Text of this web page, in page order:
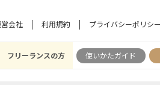
会社 利用規約 プライバシーポリシー
フリーランスの方 使いかたガイド